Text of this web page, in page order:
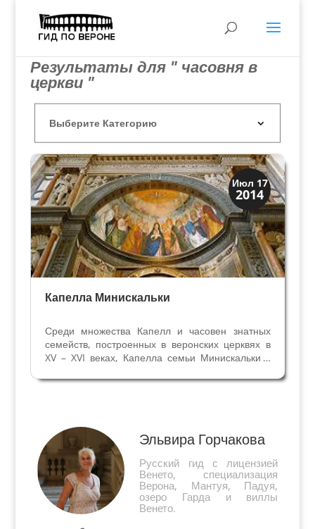
Результаты для " часовня в
церкви "
Июл 17
2014
Скрытая Верона
Церкви
Капелла Минискальки
Среди множества Капелл и часовен знатных
семейств, построенных в веронских церквях в
XV – XVI веках, Капелла семьи Минискальки в
грандиозной архитектурой, скульптурой и
Эльвира Горчакова
Русский гид с лицензией
Венето, специализация
Верона, Мантуя, Падуя,
озеро Гарда и виллы
Венето.